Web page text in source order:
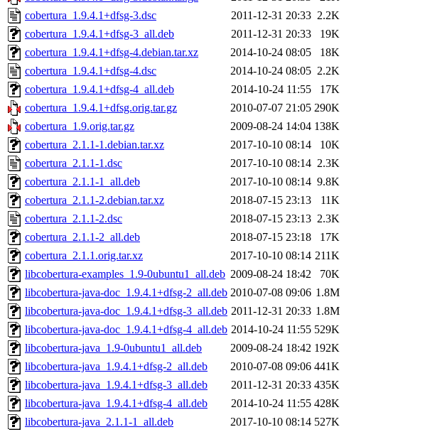
cobertura_1.9.4.1+dfsg-3.dsc
2011-12-31 20:33 2.2K
cobertura_1.9.4.1+dfsg-3_all.deb
2011-12-31 20:33
19K
cobertura_1.9.4.1+dfsg-4.debian.tar.xz
2014-10-24 08:05
18K
cobertura_1.9.4.1+dfsg-4.dsc
2014-10-24 08:05 2.2K
cobertura_1.9.4.1+dfsg-4_all.deb
2014-10-24 11:55
17K
cobertura_1.9.4.1+dfsg.orig.tar.gz
2010-07-07 21:05 290K
cobertura_1.9.orig.tar.gz
2009-08-24 14:04 138K
cobertura_2.1.1-1.debian.tar.xz
2017-10-10 08:14
10K
cobertura_2.1.1-1.dsc
2017-10-10 08:14 2.3K
cobertura_2.1.1-1_all.deb
2017-10-10 08:14 9.8K
cobertura_2.1.1-2.debian.tar.xz
2018-07-15 23:13
11K
cobertura_2.1.1-2.dsc
2018-07-15 23:13 2.3K
cobertura_2.1.1-2_all.deb
2018-07-15 23:18
17K
cobertura_2.1.1.orig.tar.xz
2017-10-10 08:14 211K
libcobertura-examples_1.9-0ubuntu1_all.deb 2009-08-24 18:42
70K
libcobertura-java-doc_1.9.4.1+dfsg-2_all.deb 2010-07-08 09:06 1.8M
libcobertura-java-doc_1.9.4.1+dfsg-3_all.deb 2011-12-31 20:33 1.8M
libcobertura-java-doc_1.9.4.1+dfsg-4_all.deb 2014-10-24 11:55 529K
libcobertura-java_1.9-0ubuntu1_all.deb
2009-08-24 18:42 192K
libcobertura-java_1.9.4.1+dfsg-2_all.deb
2010-07-08 09:06 441K
libcobertura-java_1.9.4.1+dfsg-3_all.deb
2011-12-31 20:33 435K
libcobertura-java_1.9.4.1+dfsg-4_all.deb
2014-10-24 11:55 428K
libcobertura-java_2.1.1-1_all.deb
2017-10-10 08:14 527K